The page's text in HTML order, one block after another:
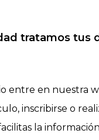
tratamos tus
entre en nuestra
inscribirse o
la